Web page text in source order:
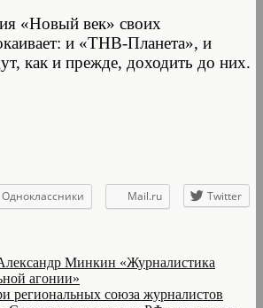
«Новый век» своих
и «ТНВ-Планета», и
как и прежде, доходить до них.
Одноклассники Mail.ru
Twitter
Минкин «Журналистика
агонии»
региональных союза журналистов